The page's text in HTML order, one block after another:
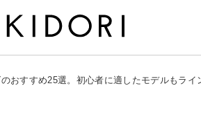
おすすめ25選。初心者に適したモデルもライ